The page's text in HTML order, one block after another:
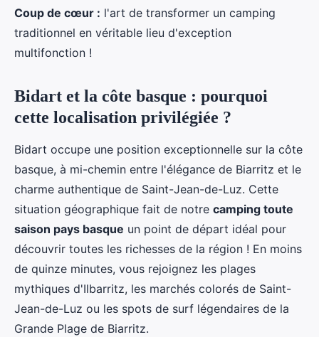
Coup de cœur : l'art de transformer un camping
traditionnel en véritable lieu d'exception
multifonction !
Bidart et la côte basque : pourquoi
cette localisation privilégiée ?
Bidart occupe une position exceptionnelle sur la côte
basque, à mi-chemin entre l'élégance de Biarritz et le
charme authentique de Saint-Jean-de-Luz. Cette
situation géographique fait de notre camping toute
saison pays basque un point de départ idéal pour
découvrir toutes les richesses de la région ! En moins
de quinze minutes, vous rejoignez les plages
mythiques d'Ilbarritz, les marchés colorés de Saint-
Jean-de-Luz ou les spots de surf légendaires de la
Grande Plage de Biarritz.